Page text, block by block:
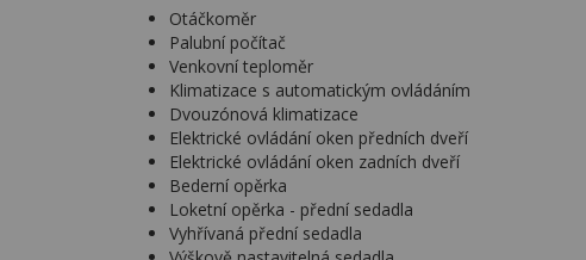
Otáčkoměr
Palubní počítač
Venkovní teploměr
Klimatizace s automatickým ovládáním
Dvouzónová klimatizace
Elektrické ovládání oken předních dveří
Elektrické ovládání oken zadních dveří
Bederní opěrka
Loketní opěrka - přední sedadla
Vyhřívaná přední sedadla